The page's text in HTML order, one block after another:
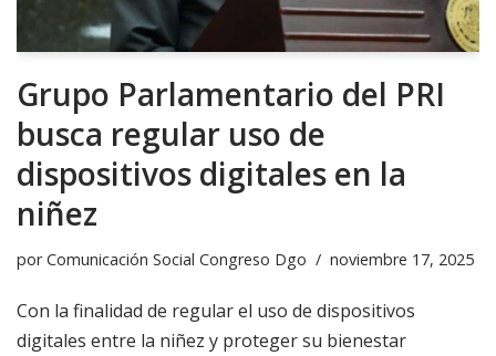
Grupo Parlamentario del PRI
busca regular uso de
dispositivos digitales en la
niñez
porComunicación Social Congreso Dgo noviembre 17, 2025
Con la finalidad de regular el uso de dispositivos
digitales entre la niñez y proteger su bienestar